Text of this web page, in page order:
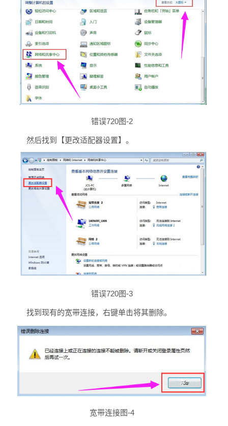
错误720图-2
然后找到【更改适配器设置】。
错误720图-3
找到现有的宽带连接，右键单击将其删除。
宽带连接图-4